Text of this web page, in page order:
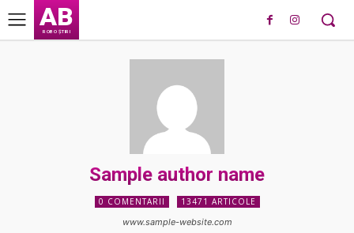
AB
ROBO ȘTIRI
Sample author name
0 COMENTARII
13471 ARTICOLE
www.sample-website.com